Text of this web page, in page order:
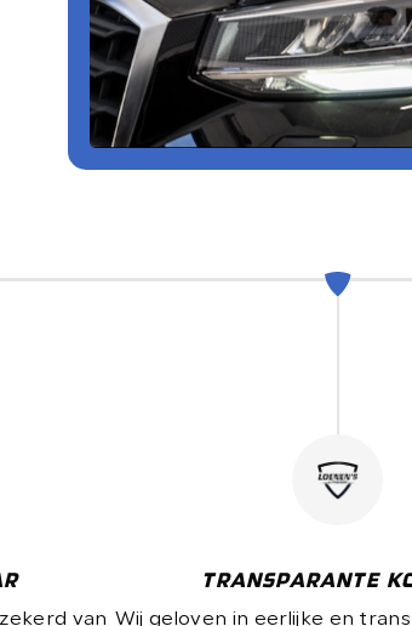
Za:gesloten
van
TRANSPARANTE
Wij geloven in eerlijke en